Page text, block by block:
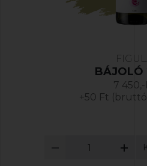
BÁJOLÓ
7
+50 Ft